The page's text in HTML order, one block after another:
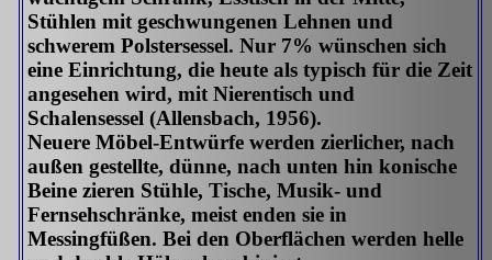
Stühlen mit geschwungenen Lehnen und
schwerem Polstersessel. Nur 7% wünschen sich
eine Einrichtung, die heute als typisch für die Zeit
angesehen wird, mit Nierentisch und
Schalensessel (Allensbach, 1956).
Neuere Möbel-Entwürfe werden zierlicher, nach
außen gestellte, dünne, nach unten hin konische
Beine zieren Stühle, Tische, Musik- und
Fernsehschränke, meist enden sie in
Messingfüßen. Bei den Oberflächen werden helle